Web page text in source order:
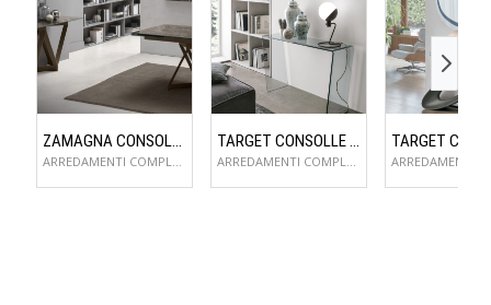
ZAMAGNA CONSOLLE FLAME
ARREDAMENTI COMPLEMENTI D'ARREDO
TARGET CONSOLLE CLIP
ARREDAMENTI COMPLEMENTI D'ARREDO